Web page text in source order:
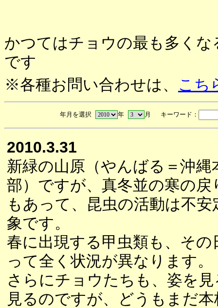
かつてはチョウの最も多く
です
※各種お問い合わせは、 こち
年月を選択 年 月 キーワード：
2010.3.31
新緑の山原（やんばる＝沖縄
部）ですが、真冬並の寒の戻
もあって、昆虫の活動は不安
象です。
春に出現する甲虫類も、その
って全く状況が異なります。
さらにチョウたちも、姿を
見るのですが、どうもまだ